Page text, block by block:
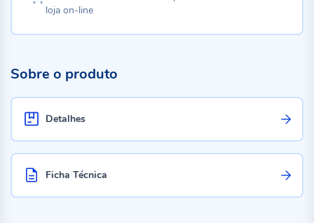
loja on-line
Sobre o produto
Detalhes
Ficha Técnica